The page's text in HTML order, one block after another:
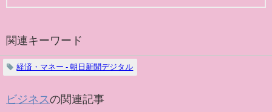
関連キーワード
経済・マネー - 朝日新聞デジタル
ビジネスの関連記事